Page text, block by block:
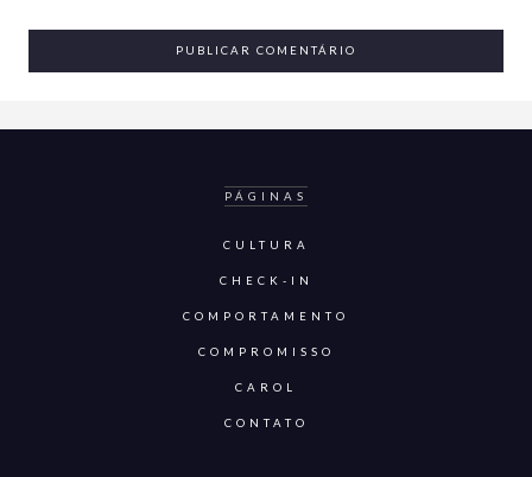
PÁGINAS
CULTURA
CHECK-IN
COMPORTAMENTO
COMPROMISSO
CAROL
CONTATO